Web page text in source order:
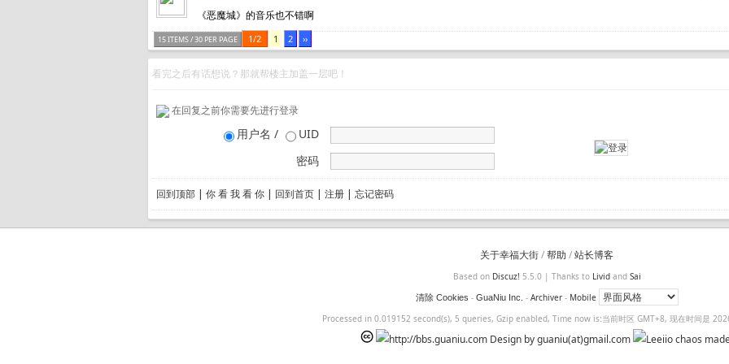
《恶魔城》的音乐也不错啊
15 ITEMS / 30 PER PAGE 1/2 1 2 ››
看完之后有话想说？那就帮楼主加盖一层吧！
在回复之前你需要先进行登录
用户名 /
UID
密码
回到顶部 | 你 看 我 看 你 | 回到首页 | 注册 | 忘记密码
关于幸福大街/帮助 /站长博客
Based on Discuz! 5.5.0 | Thanks to Lividand Sai
清除 Cookies - GuaNiu Inc. - Archiver- Mobile
Processed in 0.019152 second(s), 5 queries, Gzip enabled, Time now is:当前时区 GMT+8, 现在时间是